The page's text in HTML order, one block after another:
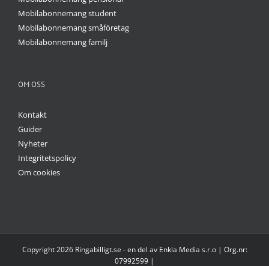
Mobilabonnemang student
Mobilabonnemang småföretag
Mobilabonnemang familj
OM OSS
Kontakt
Guider
Nyheter
Integritetspolicy
Om cookies
Copyright 2026 Ringabilligt.se - en del av Enkla Media s.r.o | Org.nr:
07992599 |